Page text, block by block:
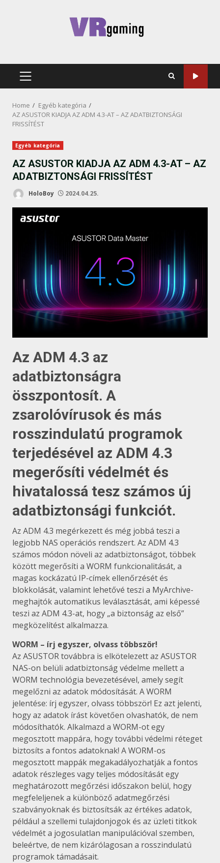
PRIMARY
Home
Egyéb kategória
AZ ASUSTOR KIADJA AZ ADM 4.3-AT – AZ ADATBIZTONSÁGI
FRISSÍTÉST
Egyéb kategória
AZ ASUSTOR KIADJA AZ ADM 4.3-AT – AZ
ADATBIZTONSÁGI FRISSÍTÉST
HoloBoy 2024.04.25.
Az ADM 4.3 az
adatbiztonságra
összpontosít. A
zsarolóvírusok és más
rosszindulatú programok
terjedésével az ADM 4.3
megerősíti védelmét és
hivatalossá tesz számos új
adatbiztonsági funkciót.
Az ADM 4.3 megérkezett és még jobbá teszi a
legjobb NAS operációs rendszert. Az ADM 4.3
számos módon növeli az adatbiztonságot, többek
között megerősíti a WORM funkcionalitását, a
magas kockázatú IP-címek ellenőrzését és
blokkolását, valamint lehetővé teszi a MyArchive-
meghajtók automatikus leválasztását, ami képessé
teszi az ADM 4.3-at, hogy „a biztonság az első”
megközelítést alkalmazza.
WORM – írj egyszer, olvass többször!
Az ASUSTOR továbbra is elkötelezett az ASUSTOR
NAS-on belüli adatbiztonság védelme mellett a
WORM technológia bevezetésével, amely segít
megelőzni az adatok módosítását. A WORM
jelentése: írj egyszer, olvass többször! Ez azt jelenti,
hogy az adatok írást követően olvashatók, de nem
módosíthatók. Alkalmazd a WORM-ot egy
megosztott mappára, hogy további védelmi réteget
biztosíts a fontos adatoknak! A WORM-os
megosztott mappák megakadályozhatják a fontos
adatok részleges vagy teljes módosítását egy
meghatározott megőrzési időszakon belül, hogy
megfeleljenek a különböző adatmegőrzési
szabványoknak és biztosítsák az értékes adatok,
például a szellemi tulajdonjogok és az üzleti titkok
védelmét a jogosulatlan manipulációval szemben,
beleértve, de nem kizárólagosan a rosszindulatú
programok támadásait.